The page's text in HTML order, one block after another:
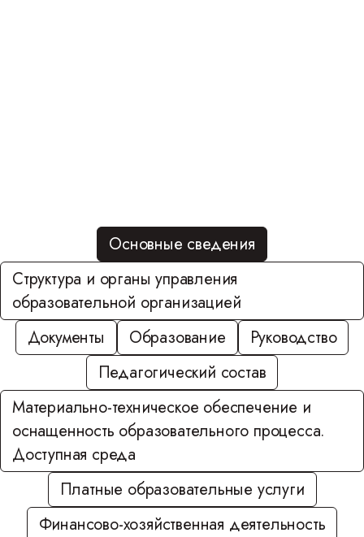
Основные сведения
Структура и органы управления
образовательной организацией
Документы
Образование
Руководство
Педагогический состав
Материально-техническое обеспечение и
оснащенность образовательного процесса.
Доступная среда
Платные образовательные услуги
Финансово-хозяйственная деятельность